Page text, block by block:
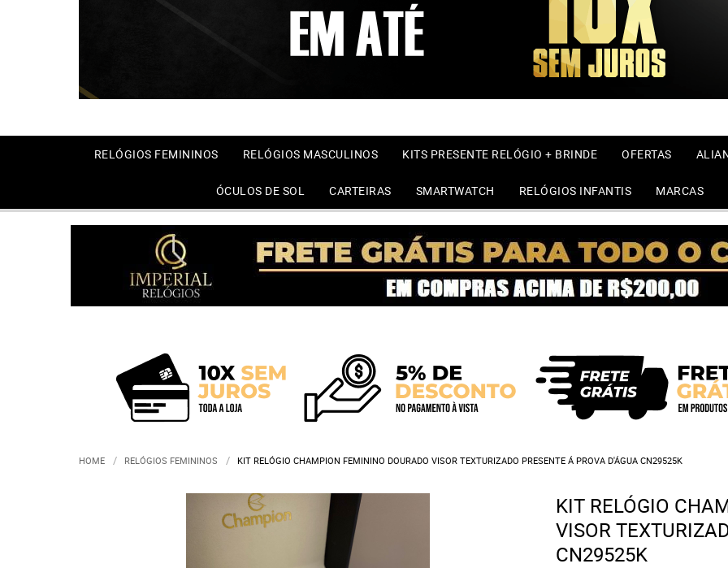
RELÓGIOS FEMININOS RELÓGIOS MASCULINOS KITS PRESENTE RELÓGIO + BRINDE OFERTAS
ÓCULOS DE SOL CARTEIRAS SMARTWATCH RELÓGIOS INFANTIS MARCAS
HOME RELÓGIOS FEMININOS KIT RELÓGIO CHAMPION FEMININO DOURADO VISOR TEXTURIZADO PRESENTE Á PROVA D'ÁGUA CN29525K
KIT RELÓGIO
VISOR
CN29525K